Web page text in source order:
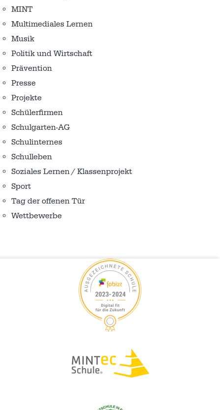
MINT
Multimediales Lernen
Musik
Politik und Wirtschaft
Prävention
Presse
Projekte
Schülerfirmen
Schulgarten-AG
Schulinternes
Schulleben
Soziales Lernen / Klassenprojekt
Sport
Tag der offenen Tür
Wettbewerbe